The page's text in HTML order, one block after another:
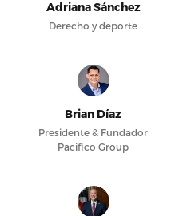
Adriana Sánchez
Derecho y deporte
Brian Díaz
Presidente & Fundador
Pacifico Group